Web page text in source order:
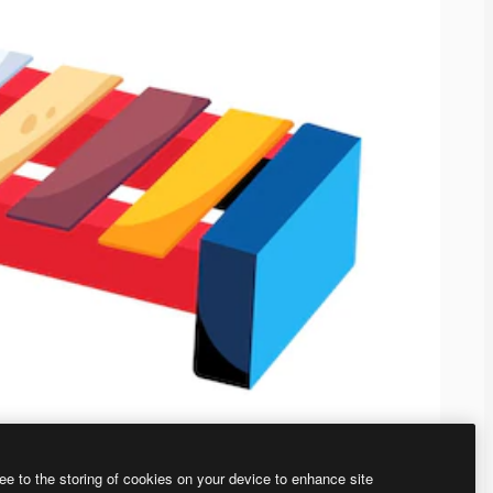
to the storing of cookies on your device to enhance site